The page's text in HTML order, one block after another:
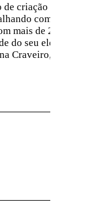
criação no
com várias
mais de 200
do seu elenco e
Craveiro, Sofia